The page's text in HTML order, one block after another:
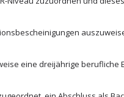
eine dreijährige berufliche